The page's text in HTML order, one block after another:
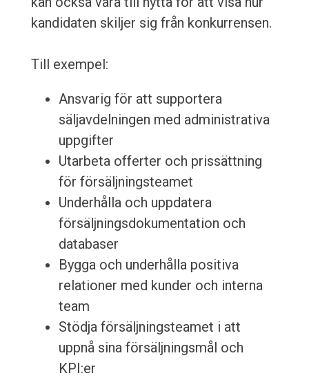
kandidaten skiljer sig från konkurrensen.
Till exempel:
Ansvarig för att supportera
säljavdelningen med administrativa
uppgifter
Utarbeta offerter och prissättning
för försäljningsteamet
Underhålla och uppdatera
försäljningsdokumentation och
databaser
Bygga och underhålla positiva
relationer med kunder och interna
team
Stödja försäljningsteamet i att
uppnå sina försäljningsmål och
KPI:er